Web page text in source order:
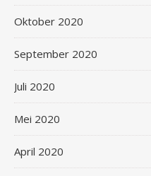
Oktober 2020
September 2020
Juli 2020
Mei 2020
April 2020